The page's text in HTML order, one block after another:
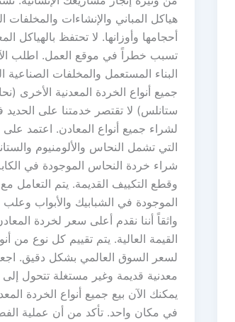
هياكل المباني والإنشاءات والمخلفات
أحجامها وأوزانها. لا تحتفظ بالهياكل
تسبب خطراً في موقع العمل. اطلب
البناء المستعمل والمخلفات الصناعية
جميع أنواع الخردة المعدنية الأخرى
ستانلس) لا تقتصر خدمتنا على الحديد
لشراء جميع أنواع المعادن. اعتمد
التي تشمل النحاس والألومنيوم
شراء خردة النحاس الموجودة في
وقطع التكييف القديمة. يتم التعامل مع
الموجودة في الشبابيك والأبواب
واثقاً أننا نقدم أعلى سعر لخردة
القيمة العالية. يتم تقييم كل نوع من
لسعر السوق العالمي بشكل دقيق.
معدنية قديمة وغير مستغلة تتحول إلى
يمكنك الآن بيع جميع أنواع الخردة
في مكان واحد. تأكد من أن عملية